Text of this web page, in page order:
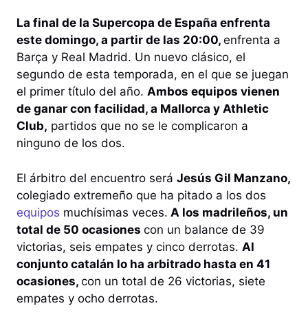
La final de la Supercopa de España enfrenta
este domingo, a partir de las 20:00, enfrenta a
Barça y Real Madrid. Un nuevo clásico, el
segundo de esta temporada, en el que se juegan
el primer título del año. Ambos equipos vienen
de ganar con facilidad, a Mallorca y Athletic
Club, partidos que no se le complicaron a
ninguno de los dos.
El árbitro del encuentro será Jesús Gil Manzano,
colegiado extremeño que ha pitado a los dos
equipos muchísimas veces. A los madrileños, un
total de 50 ocasiones con un balance de 39
victorias, seis empates y cinco derrotas. Al
conjunto catalán lo ha arbitrado hasta en 41
ocasiones, con un total de 26 victorias, siete
empates y ocho derrotas.